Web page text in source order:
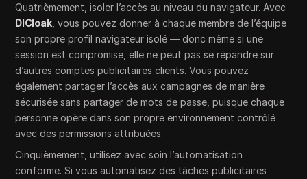
Quatrièmement, isoler l’accès au niveau du navigateur. Avec
DICloak , vous pouvez donner à chaque membre de l’équipe
son propre profil navigateur isolé — donc même si une
session est compromise, elle ne peut pas se répandre sur
d’autres comptes publicitaires clients. Vous pouvez
également partager l’accès aux campagnes de manière
sécurisée sans partager de mots de passe, puisque chaque
personne opère dans son propre environnement contrôlé
avec des permissions attribuées.
Cinquièmement, utilisez avec soin l’automatisation
conforme. Si vous automatisez des tâches publicitaires